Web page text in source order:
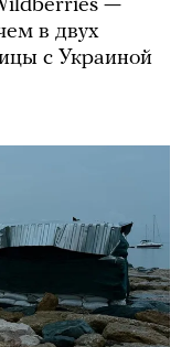
—
в двух
с Украиной